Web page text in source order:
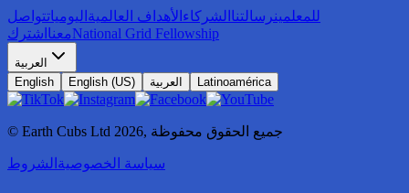
للمعلمينرسالتنا الشركاء الأهداف العالمية اليومياتتواصل
معنا اشترك National Grid Fellowship
العربية
English
English (US) العربية Latinoamérica
© Earth Cubs Ltd 2026, جميع الحقوق محفوظة
سياسة الخصوصية الشروط